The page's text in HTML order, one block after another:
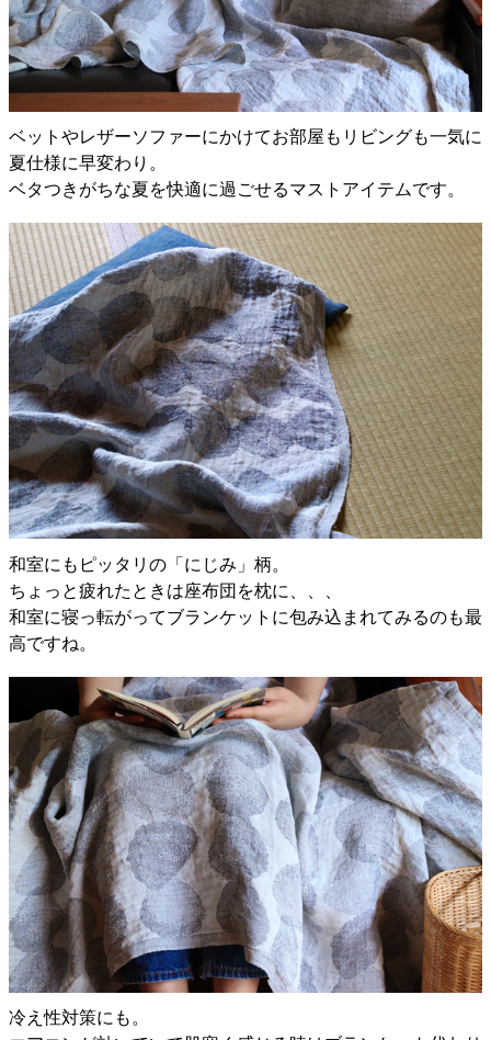
ベットやレザーソファーにかけてお部屋もリビングも一気に
夏仕様に早変わり。
ベタつきがちな夏を快適に過ごせるマストアイテムです。
和室にもピッタリの「にじみ」柄。
ちょっと疲れたときは座布団を枕に、、、
和室に寝っ転がってブランケットに包み込まれてみるのも最
高ですね。
冷え性対策にも。